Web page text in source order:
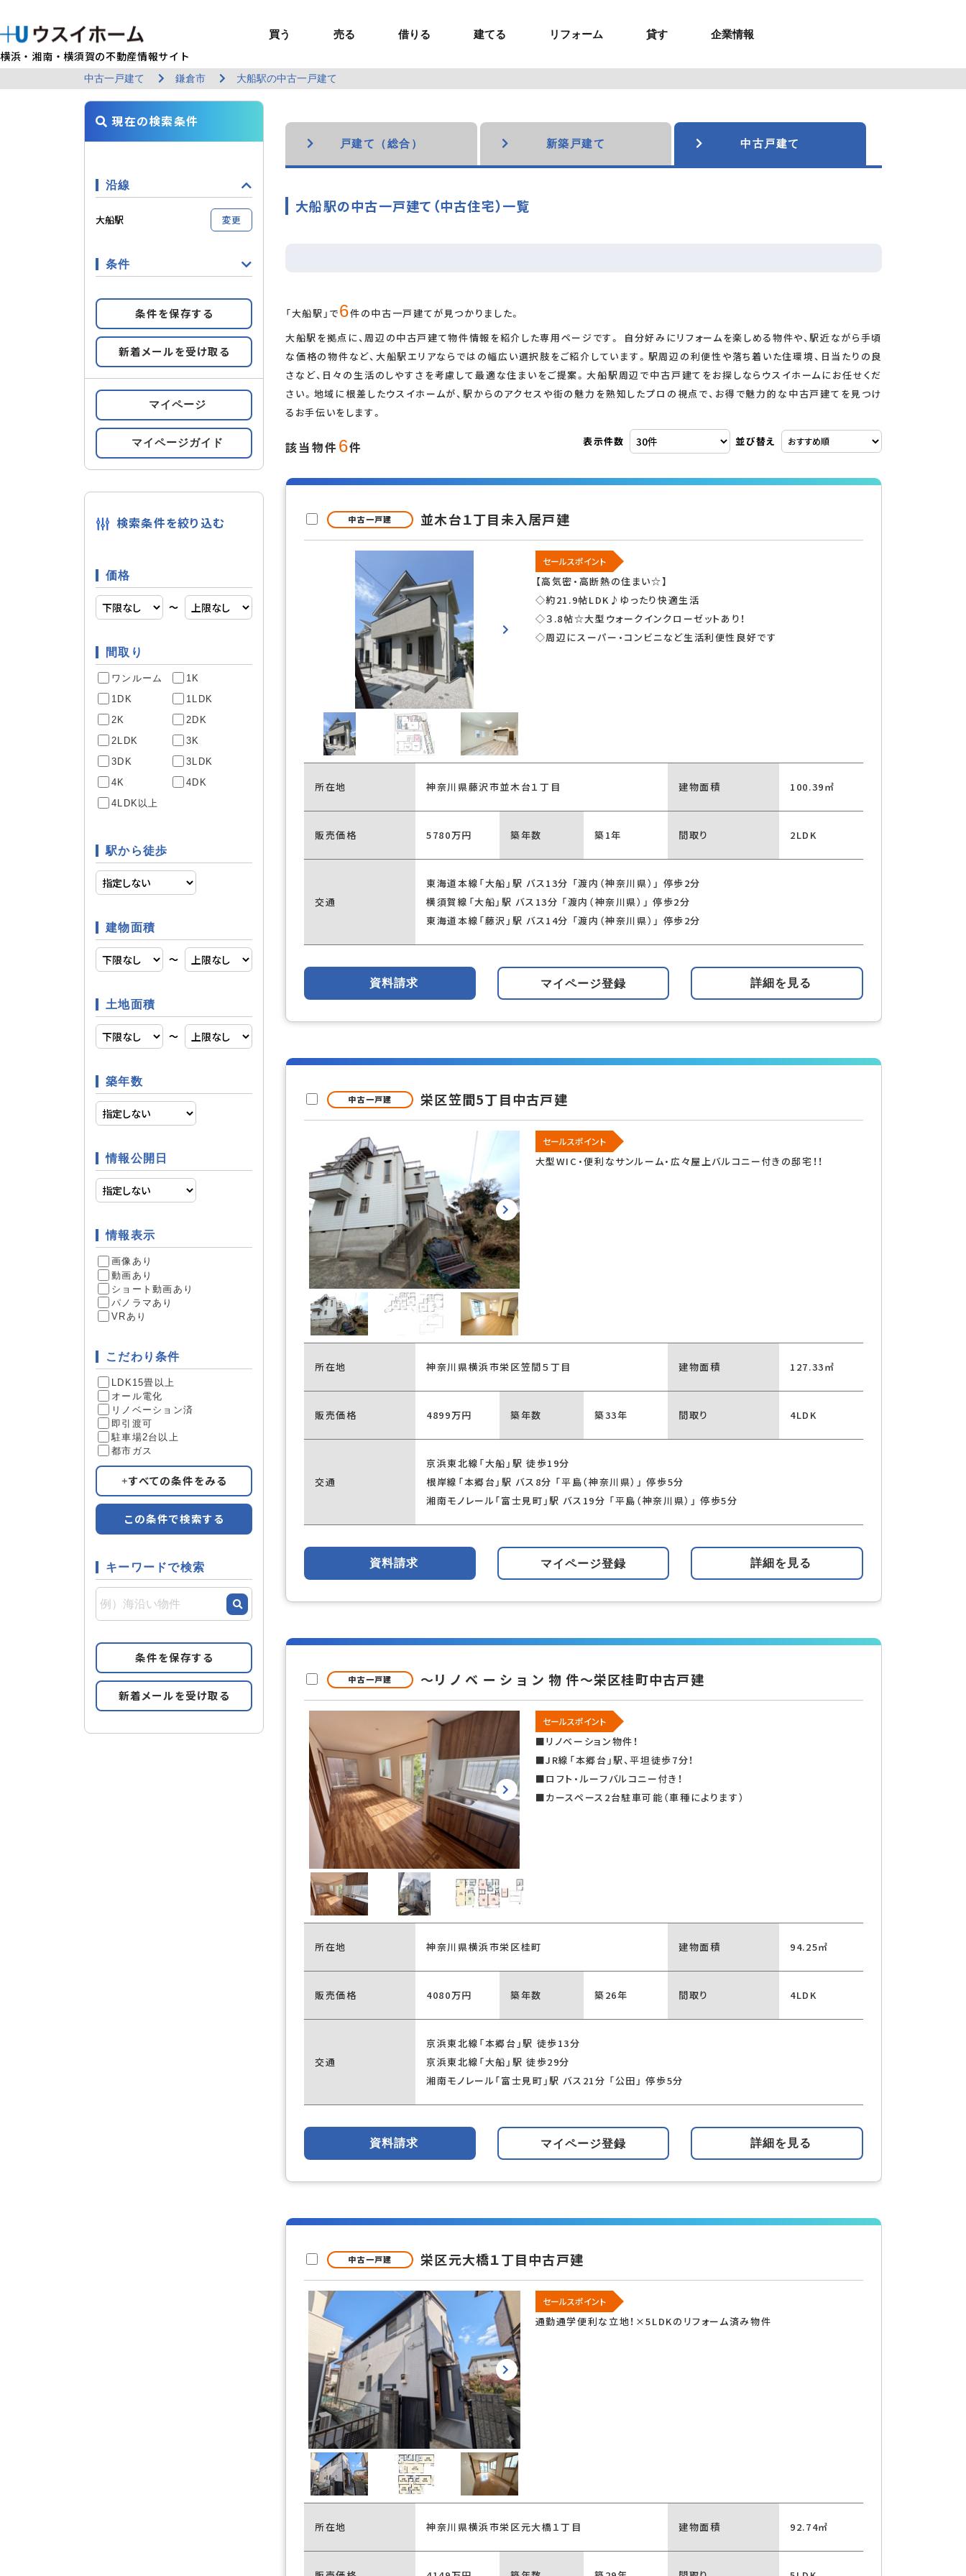
横浜・湘南・横須賀の不動産情報サイト
買う
BUY
買う 戸建て（総合）
新築戸建て
土地
マイページ
お問合せ
売る
SELL
売る 売るTOP
建物状況調査
（インスペクション）
レントホーム
借りる
RENT
借りる 賃貸住宅TOP
エリアから探す
建てる
U-CASA
建てる 建てるTOP
U-nifty（定額制注文住宅）
ウスイホームの家づくり
リフォーム
REFORM
リフォーム リフォームTOP
ウスイのリフォームの魅力
ショールーム
無料お見積もり
貸す
MANAGEMENT
貸す 貸すTOP
お悩み解決
セミナー・講座
お問い合わせ
企業情報
COMPANY INFO
企業情報 企業情報TOP
店舗情報
中古一戸建て 鎌倉市 大船駅の中古一戸建て
戸建て（総合） 新築戸建て 中古戸建て
大船駅の中古一戸建て（中古住宅）一覧
「大船駅」で6件の中古一戸建てが見つかりました。
大船駅を拠点に、周辺の中古戸建て物件情報を紹介した専用ページです。 自分好みにリフォームを楽しめる物件や、駅近ながら手頃
な価格の物件など、大船駅エリアならではの幅広い選択肢をご紹介しています。駅周辺の利便性や落ち着いた住環境、日当たりの良
さなど、日々の生活のしやすさを考慮して最適な住まいをご提案。大船駅周辺で中古戸建てをお探しならウスイホームにお任せくだ
さい。地域に根差したウスイホームが、駅からのアクセスや街の魅力を熟知したプロの視点で、お得で魅力的な中古戸建てを見つけ
るお手伝いをします。
該当物件 6件 表示件数 並び替え
現在の検索条件
沿線
大船駅 変更
条件
条件を保存する
新着メールを受け取る
マイページ
マイページガイド
検索条件を絞り込む
価格
〜
間取り
ワンルーム
1K
1DK
1LDK
2K
2DK
2LDK
3K
3DK
3LDK
4K
4DK
4LDK以上
駅から徒歩
建物面積
〜
土地面積
〜
築年数
情報公開日
情報表示
画像あり
動画あり
ショート動画あり
パノラマあり
VRあり
こだわり条件
LDK15畳以上
オール電化
リノベーション済
即引渡可
駐車場2台以上
都市ガス
すべての条件をみる
この条件で検索する
キーワードで検索
条件を保存する
新着メールを受け取る
すべての条件をみる 条件の追加・変更
設備 都市ガス
複層ガラス
二世帯住宅
部屋構造 LDK15畳以上
駐車場 駐車場2台以上
庭
空調
収納
立地条件
条件 ファミリー向け 投資 即引渡可
リフォーム リフォーム済 リノベーション済
件 見つかりました。
中古一戸建 並木台１丁目未入居戸建
セールスポイント
【高気密・高断熱の住まい☆】
◇約21.9帖LDK♪ゆったり快適生活
◇３.8帖☆大型ウォークインクローゼットあり！
◇周辺にスーパー・コンビニなど生活利便性良好です
所在地 神奈川県藤沢市並木台１丁目 建物面積 100.39㎡
販売価格 5780万円 築年数 築1年 間取り 2LDK
交通
東海道本線「大船」駅 バス13分 「渡内（神奈川県）」 停歩2分
横須賀線「大船」駅 バス13分 「渡内（神奈川県）」 停歩2分
東海道本線「藤沢」駅 バス14分 「渡内（神奈川県）」 停歩2分
資料請求 マイページ登録 詳細を見る
中古一戸建 栄区笠間5丁目中古戸建
セールスポイント
大型WIC・便利なサンルーム・広々屋上バルコニー付きの邸宅！！
所在地 神奈川県横浜市栄区笠間５丁目 建物面積 127.33㎡
販売価格 4899万円 築年数 築33年 間取り 4LDK
交通
京浜東北線「大船」駅 徒歩19分
根岸線「本郷台」駅 バス8分 「平島（神奈川県）」 停歩5分
湘南モノレール「富士見町」駅 バス19分 「平島（神奈川県）」 停歩5分
資料請求 マイページ登録 詳細を見る
中古一戸建 ～リ ノ ベ ー シ ョ ン 物 件～栄区桂町中古戸建
セールスポイント
■リノベーション物件！
■JR線「本郷台」駅、平坦徒歩7分！
■ロフト・ルーフバルコニー付き！
■カースペース2台駐車可能（車種によります）
所在地 神奈川県横浜市栄区桂町 建物面積 94.25㎡
販売価格 4080万円 築年数 築26年 間取り 4LDK
交通
京浜東北線「本郷台」駅 徒歩13分
京浜東北線「大船」駅 徒歩29分
湘南モノレール「富士見町」駅 バス21分 「公田」 停歩5分
資料請求 マイページ登録 詳細を見る
中古一戸建 栄区元大橋１丁目中古戸建
セールスポイント
通勤通学便利な立地！×5LDKのリフォーム済み物件
所在地 神奈川県横浜市栄区元大橋１丁目 建物面積 92.74㎡